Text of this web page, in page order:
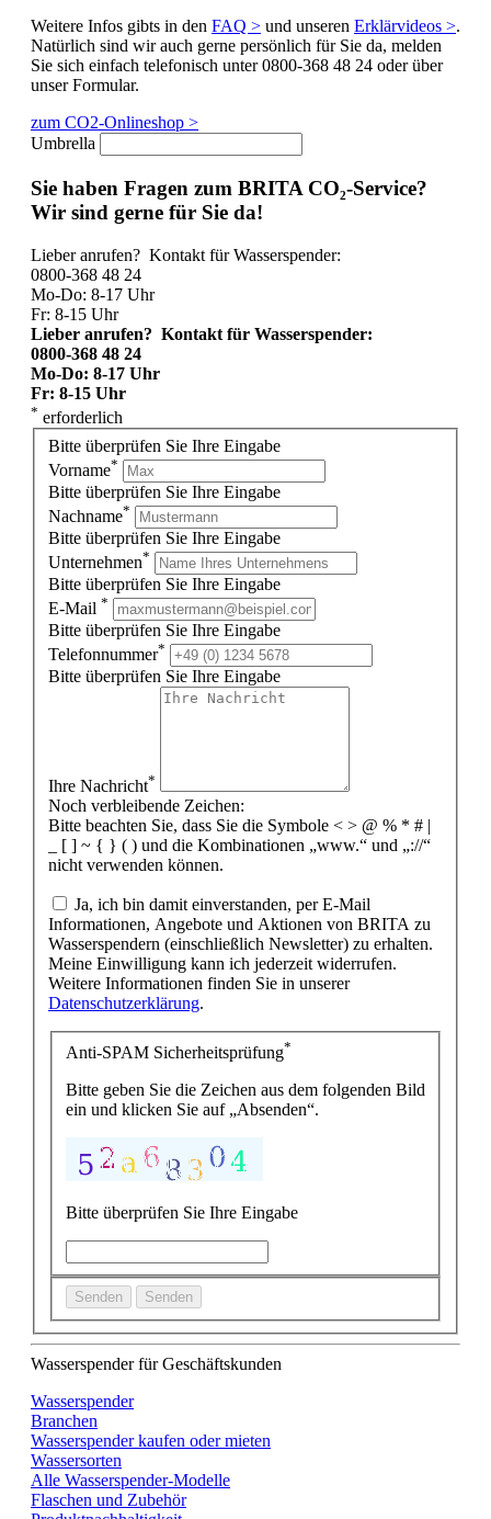
Weitere Infos gibts in den FAQ > und unseren Erklärvideos >.
Natürlich sind wir auch gerne persönlich für Sie da, melden
Sie sich einfach telefonisch unter 0800-368 48 24 oder über
unser Formular.
zum CO2-Onlineshop >
Umbrella
Sie haben Fragen zum BRITA CO₂-Service?
Wir sind gerne für Sie da!
Lieber anrufen? Kontakt für Wasserspender:
0800-368 48 24
Mo-Do: 8-17 Uhr
Fr: 8-15 Uhr
Lieber anrufen? Kontakt für Wasserspender:
0800-368 48 24
Mo-Do: 8-17 Uhr
Fr: 8-15 Uhr
* erforderlich
Bitte überprüfen Sie Ihre Eingabe
Vorname*
Bitte überprüfen Sie Ihre Eingabe
Nachname*
Bitte überprüfen Sie Ihre Eingabe
Unternehmen*
Bitte überprüfen Sie Ihre Eingabe
E-Mail *
Bitte überprüfen Sie Ihre Eingabe
Telefonnummer*
Bitte überprüfen Sie Ihre Eingabe
Ihre Nachricht*
Noch verbleibende Zeichen:
Bitte beachten Sie, dass Sie die Symbole < > @ % * # |
_ [ ] ~ { } ( ) und die Kombinationen „www.“ und „://“
nicht verwenden können.
Ja, ich bin damit einverstanden, per E-Mail
Informationen, Angebote und Aktionen von BRITA zu
Wasserspendern (einschließlich Newsletter) zu erhalten.
Meine Einwilligung kann ich jederzeit widerrufen.
Weitere Informationen finden Sie in unserer
Datenschutzerklärung.
Anti-SPAM Sicherheitsprüfung*
Bitte geben Sie die Zeichen aus dem folgenden Bild
ein und klicken Sie auf „Absenden“.
Bitte überprüfen Sie Ihre Eingabe
Senden Senden
Wasserspender für Geschäftskunden
Wasserspender
Branchen
Wasserspender kaufen oder mieten
Wassersorten
Alle Wasserspender-Modelle
Flaschen und Zubehör